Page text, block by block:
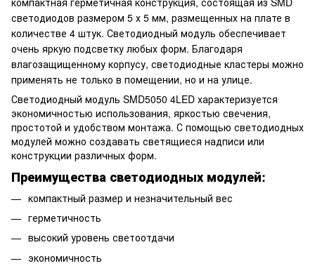
светодиодов размером 5 х 5 мм, размещенных на плате в
количестве 4 штук. Светодиодный модуль обеспечивает
очень яркую подсветку любых форм. Благодаря
влагозащищенному корпусу, светодиодные кластеры можно
применять не только в помещении, но и на улице.
Светодиодный модуль SMD5050 4LED характеризуется
экономичностью использования, яркостью свечения,
простотой и удобством монтажа. С помощью светодиодных
модулей можно создавать светящиеся надписи или
конструкции различных форм.
Преимущества светодиодных модулей:
компактный размер и незначительный вес
герметичность
высокий уровень светоотдачи
экономичность